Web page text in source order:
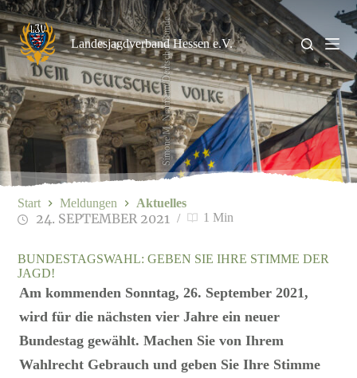
Zum
Inhalt
springen
Landesjagdverband Hessen e.V.
S
i
m
o
n
e
M
.
N
e
u
m
a
n
n
/
D
e
u
t
s
c
h
e
r
B
u
n
d
e
s
t
a
g
BUNDESTAGSWAHL: GEBEN SIE IHRE STIMME DER
JAGD!
Am kommenden Sonntag, 26. September 2021,
wird für die nächsten vier Jahre ein neuer
Bundestag gewählt. Machen Sie von Ihrem
Wahlrecht Gebrauch und geben Sie Ihre Stimme
24. SEPTEMBER 2021 1 Min
Start Meldungen Aktuelles